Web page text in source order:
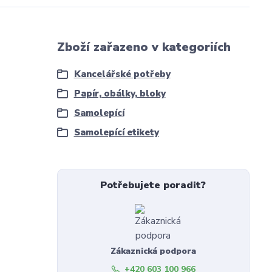
Zboží zařazeno v kategoriích
Kancelářské potřeby
Papír, obálky, bloky
Samolepící
Samolepící etikety
Potřebujete poradit?
Zákaznická podpora
+420 603 100 966